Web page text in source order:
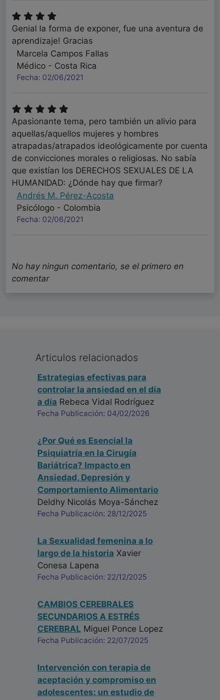
Genial la forma de exponer, fue una aventura de
aprendizaje! Gracias
Marcela Campos Fallas
Médico - Costa Rica
Fecha: 02/06/2021
Apasionante tema, pero también un alivio para
aquellas/aquellos mujeres y hombres
atrapadas/atrapados ideológicamente por cuenta
de convicciones morales o religiosas. No sabía
que existían los DERECHOS SEXUALES DE LA
HUMANIDAD: ¿Dónde hay que firmar?
Andrés M. Pérez-Acosta
Psicólogo - Colombia
Fecha: 02/06/2021
muy dinámico e interesante de leer. Un saludo
IRENE DE LA TORRE RUBIO
No hay ningun comentario, se el primero en
comentar
Articulos relacionados
Estrategias efectivas para
controlar la ansiedad en el día
a día Rebeca Vidal Rodríguez
Fecha Publicación: 04/02/2026
¿Por Qué es Esencial la
Psiquiatría en la Cirugía
Bariátrica? Impacto en
Ansiedad, Depresión y
Comportamiento Alimentario
Deldhy Nicolás Moya-Sánchez
Fecha Publicación: 28/12/2025
La Sexualidad femenina a lo
largo de la historia Xavier
Conesa Lapena
Fecha Publicación: 22/12/2025
CAMBIOS CEREBRALES
SECUNDARIOS A ESTRÉS
CEREBRAL Miguel Ponce Lopez
Fecha Publicación: 22/07/2025
Intervención con terapia de
aceptación y compromiso en
adolescentes: un estudio de